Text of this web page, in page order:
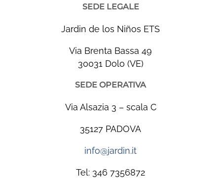
SEDE LEGALE
Jardin de los Niños ETS
Via Brenta Bassa 49
30031 Dolo (VE)
SEDE OPERATIVA
Via Alsazia 3 – scala C
35127 PADOVA
info@jardin.it
Tel: 346 7356872